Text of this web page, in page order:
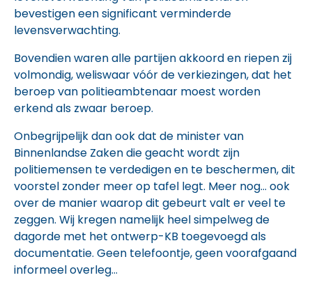
bevestigen een significant verminderde
levensverwachting.
Bovendien waren alle partijen akkoord en riepen zij
volmondig, weliswaar vóór de verkiezingen, dat het
beroep van politieambtenaar moest worden
erkend als zwaar beroep.
Onbegrijpelijk dan ook dat de minister van
Binnenlandse Zaken die geacht wordt zijn
politiemensen te verdedigen en te beschermen, dit
voorstel zonder meer op tafel legt. Meer nog… ook
over de manier waarop dit gebeurt valt er veel te
zeggen. Wij kregen namelijk heel simpelweg de
dagorde met het ontwerp-KB toegevoegd als
documentatie. Geen telefoontje, geen voorafgaand
informeel overleg…